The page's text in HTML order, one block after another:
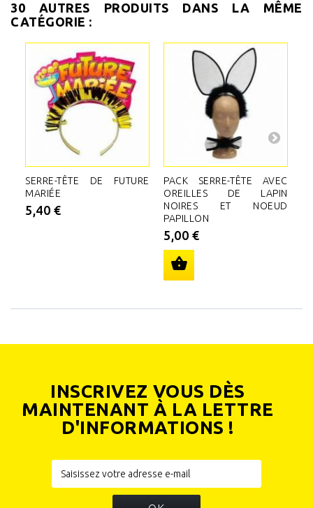
30 AUTRES PRODUITS DANS LA MÊME
CATÉGORIE :
SERRE-TÊTE DE FUTURE
MARIÉE
5,40 €
PACK SERRE-TÊTE AVEC
OREILLES DE LAPIN
NOIRES ET NOEUD
PAPILLON
5,00 €
INSCRIVEZ VOUS DÈS
MAINTENANT À LA LETTRE
D'INFORMATIONS !